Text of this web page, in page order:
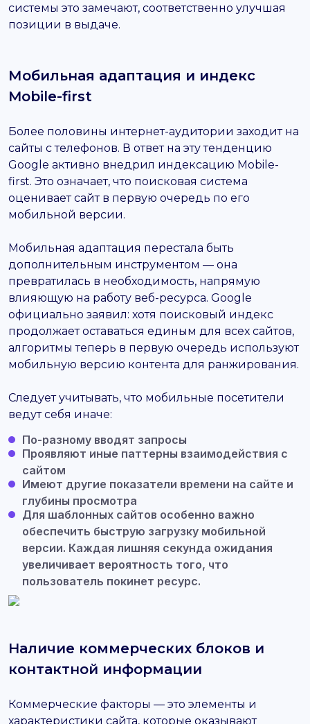
системы это замечают, соответственно улучшая
позиции в выдаче.
Мобильная адаптация и индекс
Mobile-first
Более половины интернет-аудитории заходит на
сайты с телефонов. В ответ на эту тенденцию
Google активно внедрил индексацию Mobile-
first. Это означает, что поисковая система
оценивает сайт в первую очередь по его
мобильной версии.
Мобильная адаптация перестала быть
дополнительным инструментом — она
превратилась в необходимость, напрямую
влияющую на работу веб-ресурса. Google
официально заявил: хотя поисковый индекс
продолжает оставаться единым для всех сайтов,
алгоритмы теперь в первую очередь используют
мобильную версию контента для ранжирования.
Следует учитывать, что мобильные посетители
ведут себя иначе:
По-разному вводят запросы
Проявляют иные паттерны взаимодействия с
сайтом
Имеют другие показатели времени на сайте и
глубины просмотра
Для шаблонных сайтов особенно важно
обеспечить быструю загрузку мобильной
версии. Каждая лишняя секунда ожидания
увеличивает вероятность того, что
пользователь покинет ресурс.
Наличие коммерческих блоков и
контактной информации
Коммерческие факторы — это элементы и
характеристики сайта, которые оказывают